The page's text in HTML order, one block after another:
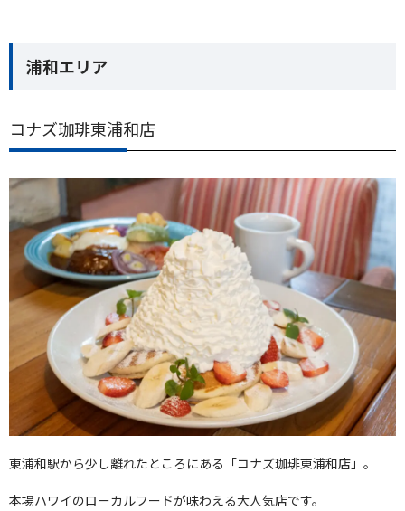
浦和エリア
コナズ珈琲東浦和店
東浦和駅から少し離れたところにある「コナズ珈琲東浦和店」。
本場ハワイのローカルフードが味わえる大人気店です。